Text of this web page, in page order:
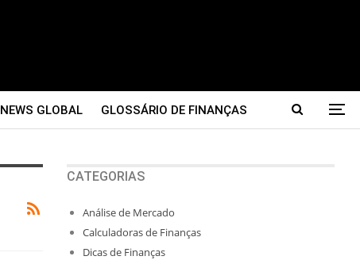
NEWS GLOBAL GLOSSÁRIO DE FINANÇAS
CATEGORIAS
Análise de Mercado
Calculadoras de Finanças
Dicas de Finanças